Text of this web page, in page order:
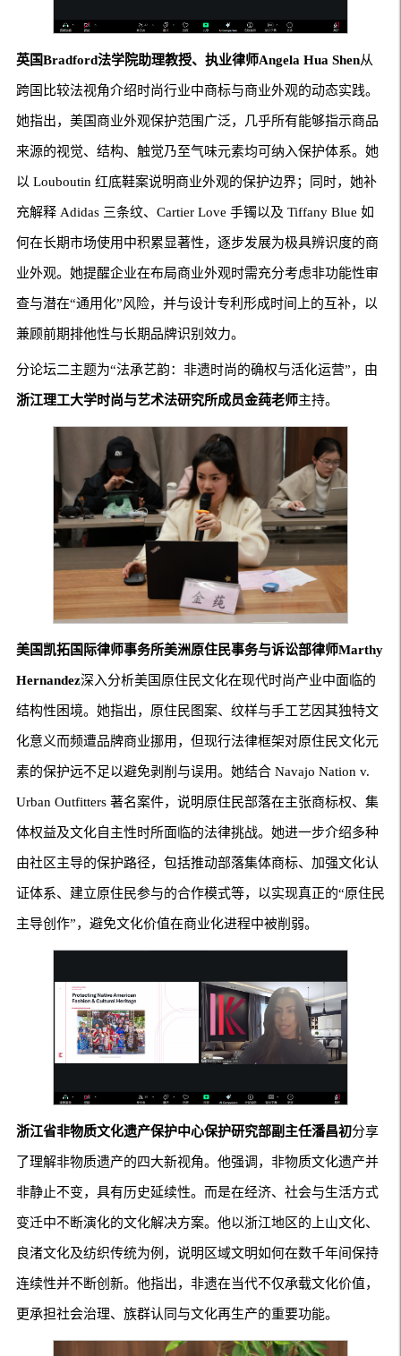
英国Bradford法学院助理教授、执业律师Angela Hua Shen从
跨国比较法视角介绍时尚行业中商标与商业外观的动态实践。
她指出，美国商业外观保护范围广泛，几乎所有能够指示商品
来源的视觉、结构、触觉乃至气味元素均可纳入保护体系。她
以 Louboutin 红底鞋案说明商业外观的保护边界；同时，她补
充解释 Adidas 三条纹、Cartier Love 手镯以及 Tiffany Blue 如
何在长期市场使用中积累显著性，逐步发展为极具辨识度的商
业外观。她提醒企业在布局商业外观时需充分考虑非功能性审
查与潜在“通用化”风险，并与设计专利形成时间上的互补，以
兼顾前期排他性与长期品牌识别效力。
分论坛二主题为“法承艺韵：非遗时尚的确权与活化运营”，由
浙江理工大学时尚与艺术法研究所成员金莼老师主持。
美国凯拓国际律师事务所美洲原住民事务与诉讼部律师Marthy
Hernandez深入分析美国原住民文化在现代时尚产业中面临的
结构性困境。她指出，原住民图案、纹样与手工艺因其独特文
化意义而频遭品牌商业挪用，但现行法律框架对原住民文化元
素的保护远不足以避免剥削与误用。她结合 Navajo Nation v.
Urban Outfitters 著名案件，说明原住民部落在主张商标权、集
体权益及文化自主性时所面临的法律挑战。她进一步介绍多种
由社区主导的保护路径，包括推动部落集体商标、加强文化认
证体系、建立原住民参与的合作模式等，以实现真正的“原住民
主导创作”，避免文化价值在商业化进程中被削弱。
浙江省非物质文化遗产保护中心保护研究部副主任潘昌初分享
了理解非物质遗产的四大新视角。他强调，非物质文化遗产并
非静止不变，具有历史延续性。而是在经济、社会与生活方式
变迁中不断演化的文化解决方案。他以浙江地区的上山文化、
良渚文化及纺织传统为例，说明区域文明如何在数千年间保持
连续性并不断创新。他指出，非遗在当代不仅承载文化价值，
更承担社会治理、族群认同与文化再生产的重要功能。